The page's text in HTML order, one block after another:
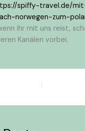
spiffy-travel.de/
norwegen-zum-
ihr mit uns reist,
Kanälen vorbei.